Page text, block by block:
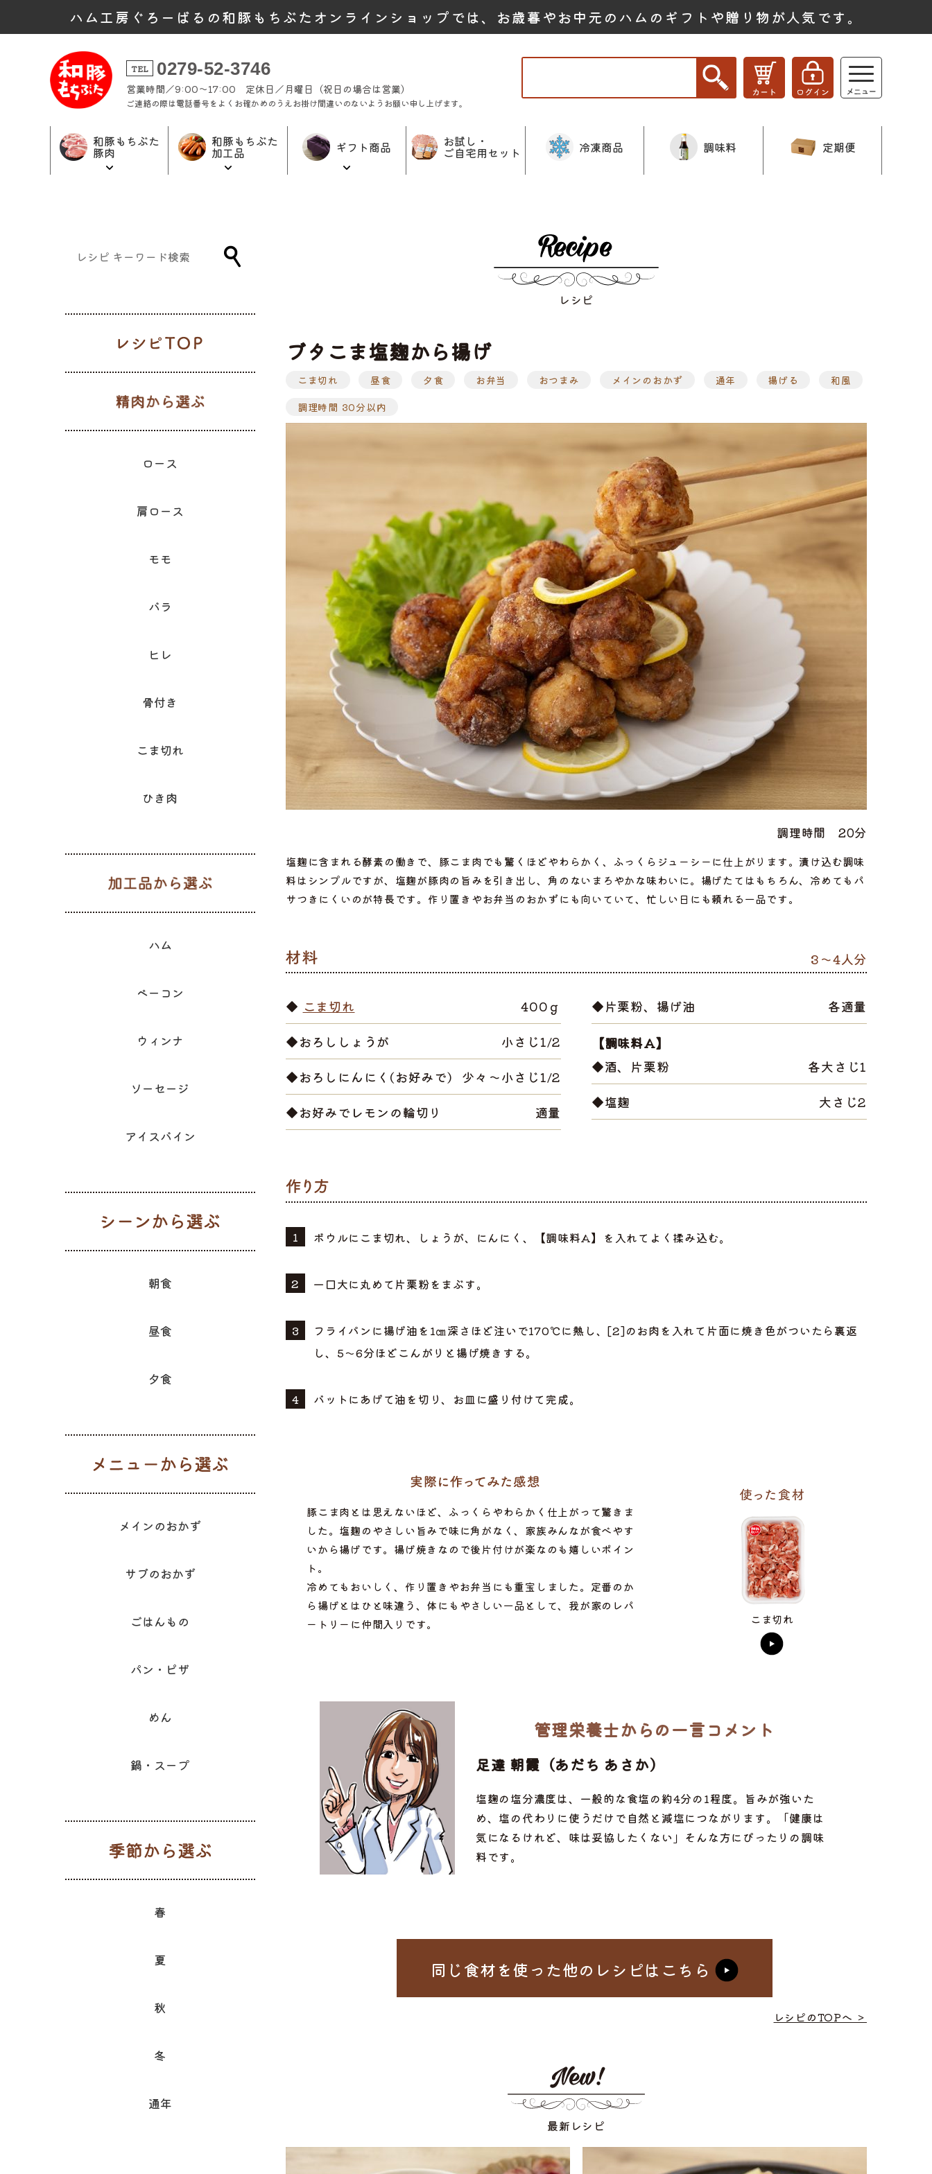
ハム工房ぐろーばるの和豚もちぶたオンラインショップでは、お歳暮やお中元のハムのギフトや贈り物が人気です。
TEL 0279-52-3746
営業時間／9:00～17:00 定休日／月曜日（祝日の場合は営業）
ご連絡の際は電話番号をよくお確かめのうえお掛け間違いのないようお願い申し上げます。
和豚もちぶた
豚肉
ロース 肩ロース
和豚もちぶた
加工品
ベーコン
ギフト商品
ギフト一覧 精肉のギフト
のギフト
加工品の
ギフト
お試し・
ご自宅用セット 冷凍商品 調味料 定期便
レシピ
ブタこま塩麹から揚げ
こま切れ 昼食 夕食 お弁当 おつまみ メインのおかず 通年 揚げる
和風
調理時間 30分以内
調理時間 20分
塩麹に含まれる酵素の働きで、豚こま肉でも驚くほどやわらかく、ふっくらジューシーに仕上がります。漬け込む調味
料はシンプルですが、塩麹が豚肉の旨みを引き出し、角のないまろやかな味わいに。揚げたてはもちろん、冷めてもパ
サつきにくいのが特長です。作り置きやお弁当のおかずにも向いていて、忙しい日にも頼れる一品です。
3～4人分
◆ こま切れ
400ｇ
◆おろししょうが
小さじ1/2
◆おろしにんにく(お好みで)
少々～小さじ1/2
◆お好みでレモンの輪切り
適量
◆片栗粉、揚げ油 各適量
【調味料A】
◆酒、片栗粉
各大さじ1
◆塩麹
大さじ2
ボウルにこま切れ、しょうが、にんにく、【調味料A】を入れてよく揉み込む。
一口大に丸めて片栗粉をまぶす。
フライパンに揚げ油を1㎝深さほど注いで170℃に熱し、[2]のお肉を入れて片面に焼き色がついたら裏返
し、5～6分ほどこんがりと揚げ焼きする。
バットにあげて油を切り、お皿に盛り付けて完成。
豚こま肉とは思えないほど、ふっくらやわらかく仕上がって驚きま
した。塩麹のやさしい旨みで味に角がなく、家族みんなが食べやす
いから揚げです。揚げ焼きなので後片付けが楽なのも嬉しいポイン
ト。
冷めてもおいしく、作り置きやお弁当にも重宝しました。定番のか
ら揚げとはひと味違う、体にもやさしい一品として、我が家のレパ
ートリーに仲間入りです。
こま切れ
管理栄養士からの一言コメント
足達 朝霞（あだち あさか）
塩麹の塩分濃度は、一般的な食塩の約4分の1程度。旨みが強いた
め、塩の代わりに使うだけで自然と減塩につながります。「健康は
気になるけれど、味は妥協したくない」そんな方にぴったりの調味
料です。
同じ食材を使った他のレシピはこちら
レシピのTOPへ ＞
最新レシピ
生肉から選ぶ
ロース
肩ロース
モモ
バラ
ヒレ
骨付き
こま切れ
ひき肉
加工品から選ぶ
ハム
ベーコン
ウィンナ
ソーセージ
アイスバイン
シーンから選ぶ
朝食
昼食
夕食
メインのおかず
サブのおかず
ごはんもの
パン・ピザ
めん
鍋・スープ
春
夏
秋
冬
通年